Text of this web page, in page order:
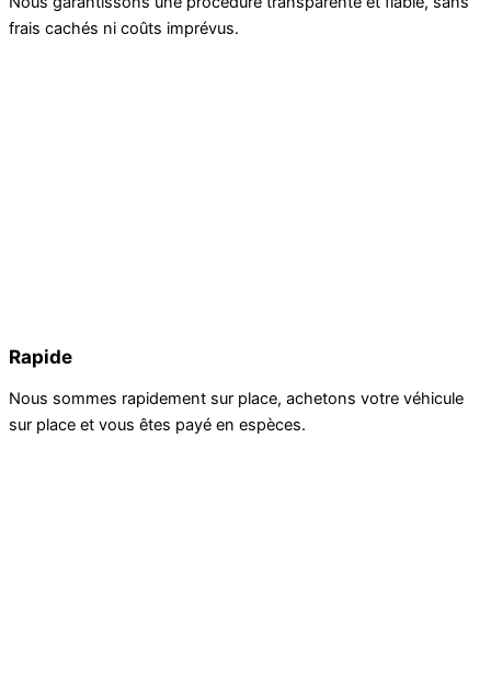
frais cachés ni coûts imprévus.
Rapide
Nous sommes rapidement sur place, achetons votre véhicule
sur place et vous êtes payé en espèces.